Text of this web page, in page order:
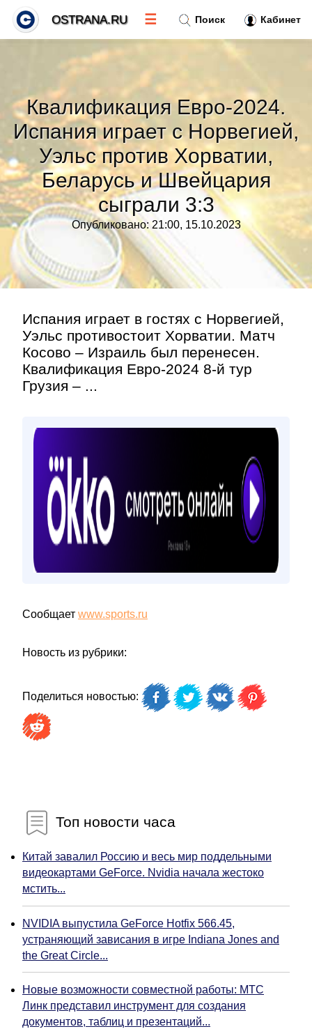
Квалификация Евро-2024.
Испания играет с Норвегией,
Уэльс против Хорватии,
Беларусь и Швейцария
сыграли 3:3
Опубликовано: 21:00, 15.10.2023
Испания играет в гостях с Норвегией,
Уэльс противостоит Хорватии. Матч
Косово – Израиль был перенесен.
Квалификация Евро-2024 8-й тур
Грузия – ...
Сообщает www.sports.ru
Новость из рубрики:
Поделиться новостью:
Топ новости часа
Китай завалил Россию и весь мир поддельными
видеокартами GeForce. Nvidia начала жестоко
мстить...
NVIDIA выпустила GeForce Hotfix 566.45,
устраняющий зависания в игре Indiana Jones and
the Great Circle...
Новые возможности совместной работы: МТС
Линк представил инструмент для создания
документов, таблиц и презентаций...
Поиск Кабинет
OSTRANA.RU ☰
Тренды новостей »
Рубрики»
Правила
Контакт